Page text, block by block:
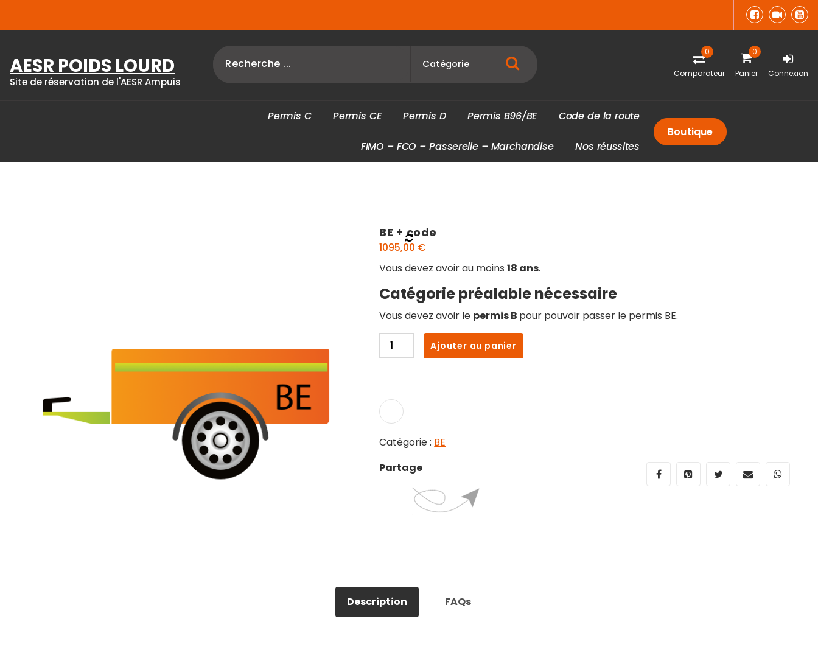
AESR POIDS LOURD
Site de réservation de l'AESR Ampuis
0
Comparateur
0
Panier Connexion
Permis C Permis CE Permis D Permis B96/BE Code de la route
FIMO – FCO – Passerelle – Marchandise Nos réussites
Boutique
BE + code
1095,00 €
Vous devez avoir au moins18 ans.
Catégorie préalable nécessaire
Vous devez avoir le permis B pour pouvoir passer le permis BE.
quantité
de
code
Ajouter au panier
Catégorie : BE
Partage
Description FAQs